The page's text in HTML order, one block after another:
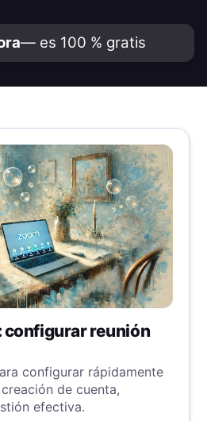
— es 100 % gratis
configurar reunión
configurar rápidamente
de cuenta,
efectiva.